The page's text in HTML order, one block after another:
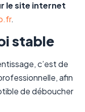
le site internet
.
stable
c’est de
afin
de déboucher